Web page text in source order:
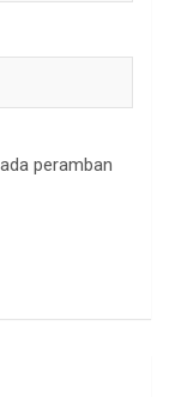
peramban